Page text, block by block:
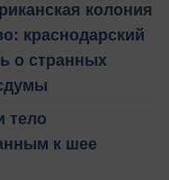
колония
краснодарский
о странных
тело
к шее